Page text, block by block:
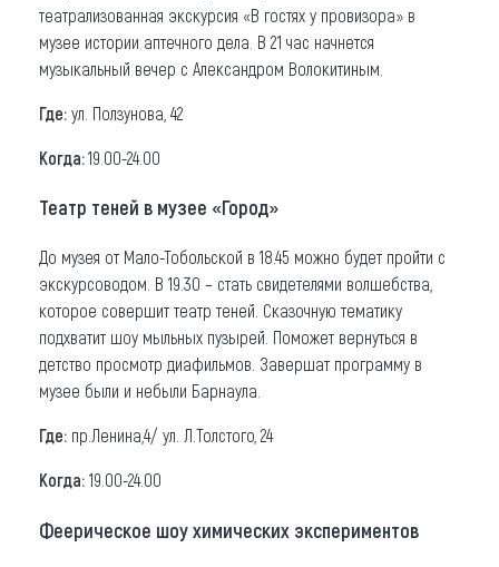
театрализованная экскурсия «В гостях у провизора» в
музее истории аптечного дела. В 21 час начнется
музыкальный вечер с Александром Волокитиным.
Где: ул. Ползунова, 42
Когда:19.00-24.00
Театр теней в музее «Город»
До музея от Мало-Тобольской в 18.45 можно будет пройти с
экскурсоводом. В 19.30 – стать свидетелями волшебства,
которое совершит театр теней. Сказочную тематику
подхватит шоу мыльных пузырей. Поможет вернуться в
детство просмотр диафильмов. Завершат программу в
музее были и небыли Барнаула.
Где: пр.Ленина,4/ ул. Л.Толстого, 24
Когда: 19.00-24.00
Феерическое шоу химических экспериментов